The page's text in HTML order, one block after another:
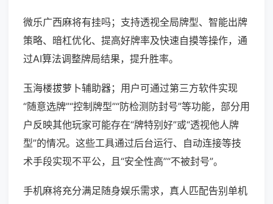
微乐广西麻将有挂吗；支持透视全局牌型、智能出牌
策略、暗杠优化、提高好牌率及快速自摸等操作，通
过AI算法调整牌局结果，提升胜率。
玉海楼拔萝卜辅助器；用户可通过第三方软件实现
“随意选牌”“控制牌型”“防检测防封号”等功能，部分用
户反映其他玩家可能存在“牌特别好”或“透视他人牌
型”的情况。这些工具通过后台运行、自动连接等技
术手段实现不平公，且“安全性高”“不被封号”。
手机麻将充分满足随身娱乐需求，真人匹配告别单机